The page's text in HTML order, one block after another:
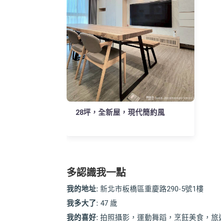
28坪，全新屋，現代簡約風
多認識我一點
我的地址: 新北市板橋區重慶路290-5號1樓
我多大了: 47 歲
我的喜好: 拍照攝影，運動舞蹈，烹飪美食，旅